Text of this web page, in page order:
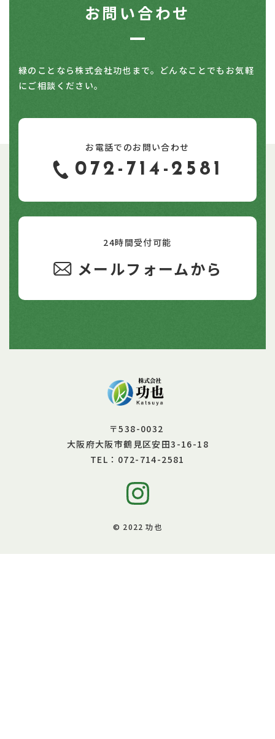
お問い合わせ
緑のことなら株式会社功也まで。どんなことでもお気軽
にご相談ください。
お電話でのお問い合わせ
072-714-2581
24時間受付可能
メールフォームから
〒538-0032
大阪府大阪市鶴見区安田3-16-18
TEL： 072-714-2581
© 2022 功也